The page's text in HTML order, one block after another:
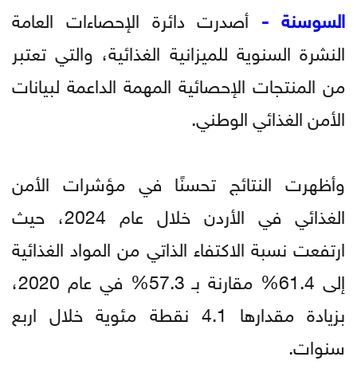
السوسنة - أصدرت دائرة الإحصاءات العامة
النشرة السنوية للميزانية الغذائية، والتي تعتبر
من المنتجات الإحصائية المهمة الداعمة لبيانات
الأمن الغذائي الوطني.
وأظهرت النتائج تحسنًا في مؤشرات الأمن
الغذائي في الأردن خلال عام 2024، حيث
ارتفعت نسبة الاكتفاء الذاتي من المواد الغذائية
إلى 61.4% مقارنة بـ 57.3% في عام 2020،
بزيادة مقدارها 4.1 نقطة مئوية خلال اربع
سنوات.